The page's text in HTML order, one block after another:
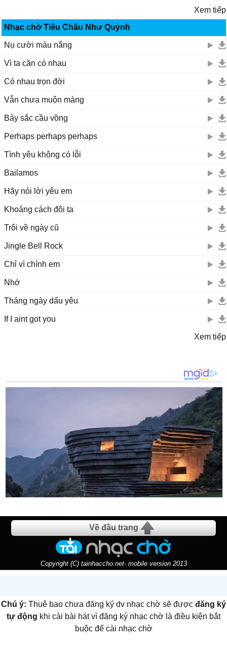
Xem tiếp
Nhạc chờ Tiêu Châu Như Quỳnh
Nụ cười màu nắng
Vì ta cần có nhau
Có nhau trọn đời
Vẫn chưa muộn màng
Bảy sắc cầu vồng
Perhaps perhaps perhaps
Tình yêu không có lỗi
Bailamos
Hãy nói lời yêu em
Khoảng cách đôi ta
Trôi về ngày cũ
Jingle Bell Rock
Chỉ vì chính em
Nhớ
Tháng ngày dấu yêu
If I aint got you
Xem tiếp
Về đầu trang
Copyright (C) tainhaccho.net- mobile version 2013
Chú ý: Thuê bao chưa đăng ký dv nhạc chờ sẽ được đăng ký
tự động khi cài bài hát vì đăng ký nhạc chờ là điều kiện bắt
buộc để cài nhạc chờ